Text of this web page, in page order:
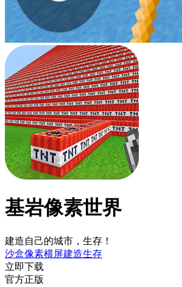
基岩像素世界
建造自己的城市，生存！
沙盒像素横屏建造生存
立即下载
官方正版